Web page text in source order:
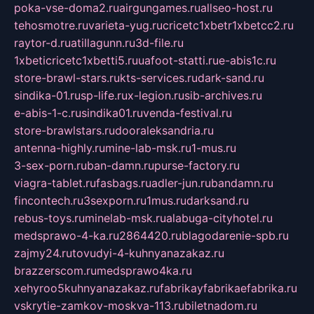
poka-vse-doma2.ruairgungames.ruallseo-host.ru
tehosmotre.ruvarieta-yug.rucricetc1xbetr1xbetcc2.ru
raytor-d.ruatillagunn.ru3d-file.ru
1xbeticricetc1xbetti5.ruuafoot-statti.rue-abis1c.ru
store-brawl-stars.rukts-services.rudark-sand.ru
sindika-01.rusp-life.rux-legion.rusib-archives.ru
e-abis-1-c.rusindika01.ruvenda-festival.ru
store-brawlstars.rudooraleksandria.ru
antenna-highly.rumine-lab-msk.ru1-mus.ru
3-sex-porn.ruban-damn.rupurse-factory.ru
viagra-tablet.rufasbags.ruadler-jun.rubandamn.ru
fincontech.ru3sexporn.ru1mus.rudarksand.ru
rebus-toys.ruminelab-msk.rualabuga-cityhotel.ru
medsprawo-4-ka.ru2864420.rublagodarenie-spb.ru
zajmy24.rutovudyi-4-kuhnyanazakaz.ru
brazzerscom.rumedsprawo4ka.ru
xehyroo5kuhnyanazakaz.rufabrikayfabrikaefabrika.ru
vskrytie-zamkov-moskva-113.rubiletnadom.ru